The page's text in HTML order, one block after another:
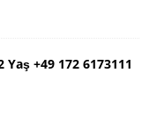
+49 172 6173111